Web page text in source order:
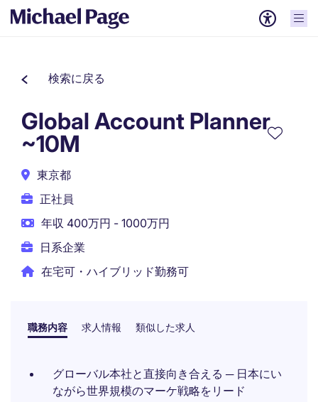
検索に戻る
Global Account Planner
~10M
東京都
正社員
年収 400万円 - 1000万円
日系企業
在宅可・ハイブリッド勤務可
職務内容 求人情報 類似した求人
グローバル本社と直接向き合える ─ 日本にい
ながら世界規模のマーケ戦略をリード